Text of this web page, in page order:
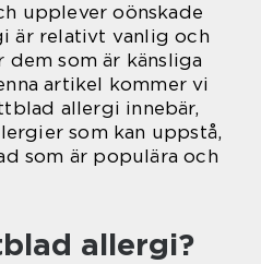
upplever oönskade
är relativt vanlig och
som är känsliga
artikel kommer vi
allergi innebär,
som kan uppstå,
som är populära och
allergi?